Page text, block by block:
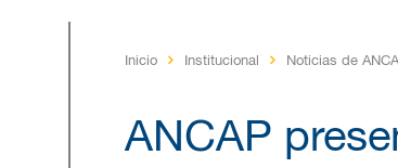
Inicio Institucional Noticias de
ANCAP